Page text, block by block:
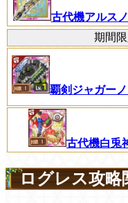
古代機アルス
期間
覇剣ジャガーノ
古代機白兎
ログレス攻略